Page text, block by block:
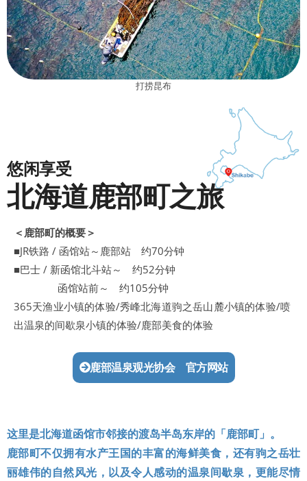
悠闲享受
北海道鹿部町之旅
＜鹿部町的概要＞
■JR铁路 / 函馆站～鹿部站 约70分钟
■巴士 / 新函馆北斗站～ 约52分钟
函馆站前～ 约105分钟
365天渔业小镇的体验/秀峰北海道驹之岳山麓小镇的体验/喷
出温泉的间歇泉小镇的体验/鹿部美食的体验
鹿部温泉观光协会 官方网站
从鹿部町眺望的驹之岳
这里是北海道函馆市邻接的渡岛半岛东岸的「鹿部町」。
鹿部町不仅拥有水产王国的丰富的海鲜美食，还有驹之岳壮
丽雄伟的自然风光，以及令人感动的温泉间歇泉，更能尽情